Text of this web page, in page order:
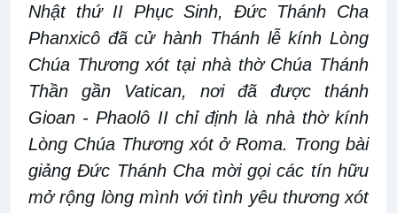
Nhật thứ II Phục Sinh, Đức Thánh Cha
Phanxicô đã cử hành Thánh lễ kính Lòng
Chúa Thương xót tại nhà thờ Chúa Thánh
Thần gần Vatican, nơi đã được thánh
Gioan - Phaolô II chỉ định là nhà thờ kính
Lòng Chúa Thương xót ở Roma. Trong bài
giảng Đức Thánh Cha mời gọi các tín hữu
mở rộng lòng mình với tình yêu thương xót